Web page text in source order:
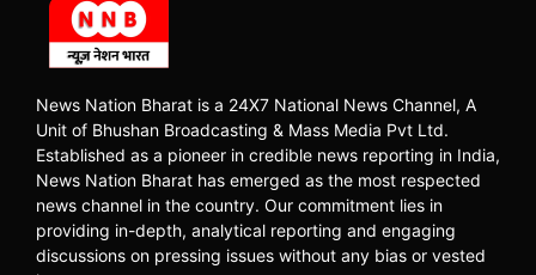
News Nation Bharat is a 24X7 National News Channel, A
Unit of Bhushan Broadcasting & Mass Media Pvt Ltd.
Established as a pioneer in credible news reporting in India,
News Nation Bharat has emerged as the most respected
news channel in the country. Our commitment lies in
providing in-depth, analytical reporting and engaging
discussions on pressing issues without any bias or vested